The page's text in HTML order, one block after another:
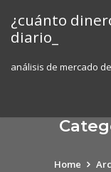
content
¿cuánto
diario_
análisis de mercado
Home